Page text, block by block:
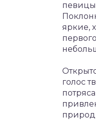
певицы
яркие,
голос